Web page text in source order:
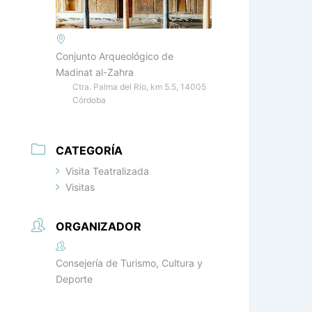
Conjunto Arqueológico de
Madinat al-Zahra
Ctra. Palma del Río, km 5.5, 14005
Córdoba
CATEGORÍA
Visita Teatralizada
Visitas
ORGANIZADOR
Consejería de Turismo, Cultura y
Deporte